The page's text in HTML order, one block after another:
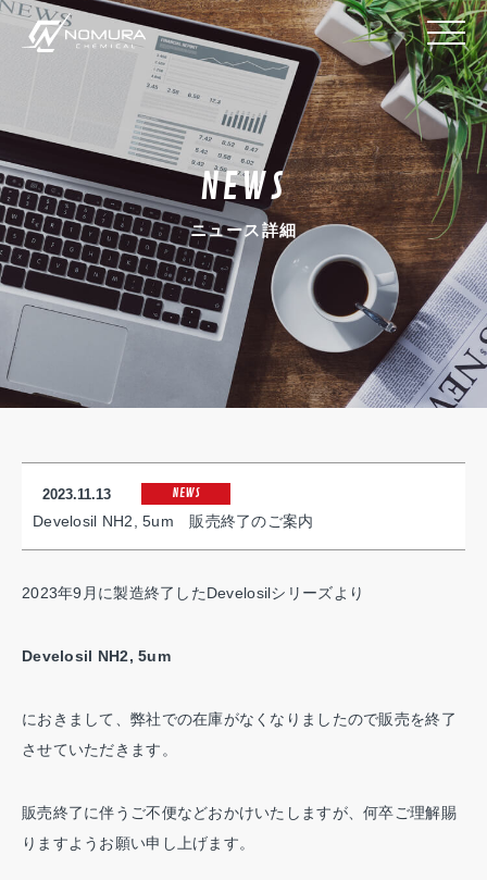
NEWS
ニュース詳細
2023.11.13 NEWS
Develosil NH2, 5um 販売終了のご案内
2023年9月に製造終了したDevelosilシリーズより
Develosil NH2, 5um
におきまして、弊社での在庫がなくなりましたので販売を終了
させていただきます。
販売終了に伴うご不便などおかけいたしますが、何卒ご理解賜
りますようお願い申し上げます。